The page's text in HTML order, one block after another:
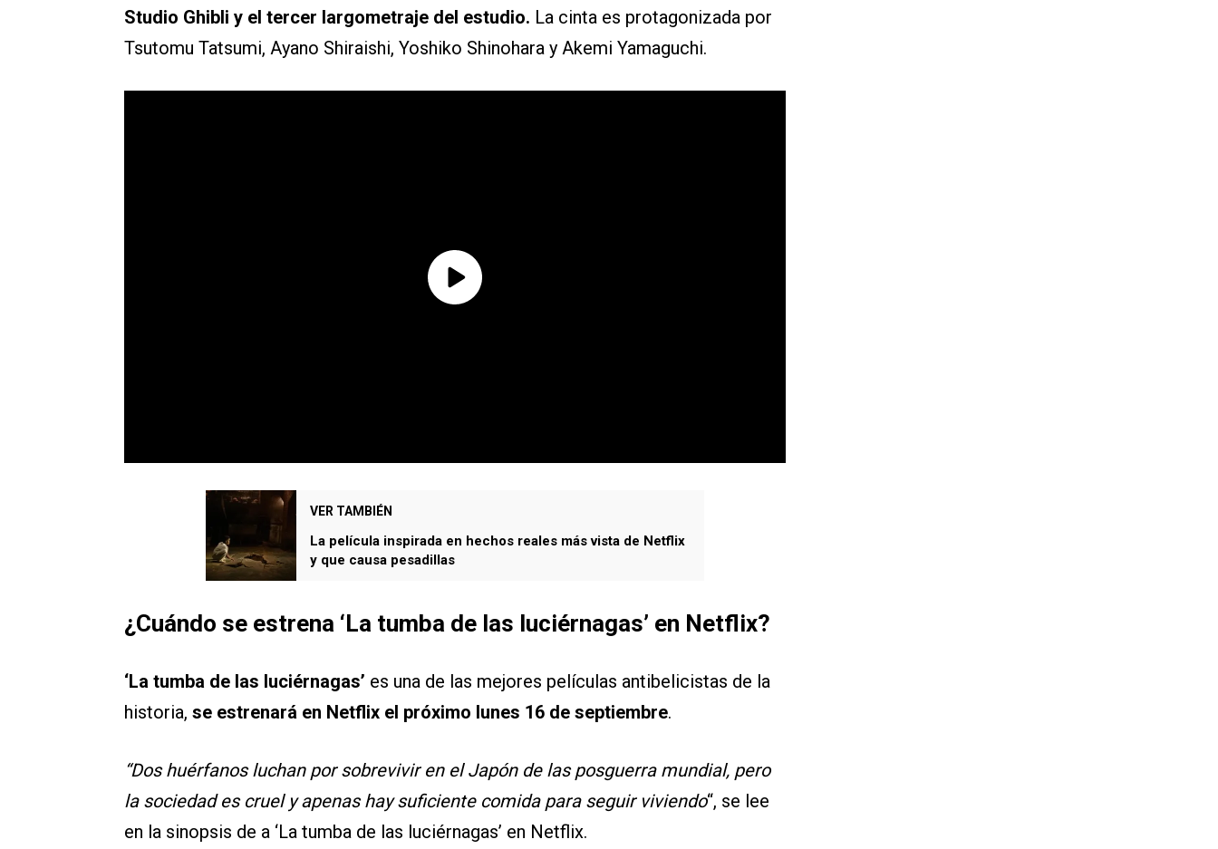
Studio Ghibli y el tercer largometraje del estudio. La cinta es protagonizada por
Tsutomu Tatsumi, Ayano Shiraishi, Yoshiko Shinohara y Akemi Yamaguchi.
VER TAMBIÉN
La película inspirada en hechos reales más vista de Netflix
y que causa pesadillas
¿Cuándo se estrena ‘La tumba de las luciérnagas’ en Netflix?
‘La tumba de las luciérnagas’ es una de las mejores películas antibelicistas de la
historia, se estrenará en Netflix el próximo lunes 16 de septiembre.
“Dos huérfanos luchan por sobrevivir en el Japón de las posguerra mundial, pero
la sociedad es cruel y apenas hay suficiente comida para seguir viviendo“, se lee
en la sinopsis de a ‘La tumba de las luciérnagas’ en Netflix.